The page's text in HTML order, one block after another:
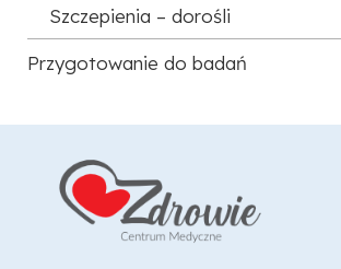
Szczepienia – dorośli
Przygotowanie do badań